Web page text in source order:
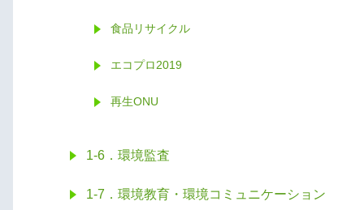
食品リサイクル
エコプロ2019
再生ONU
1-6．環境監査
1-7．環境教育・環境コミュニケーション